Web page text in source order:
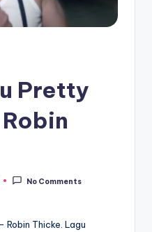
Pretty
No Comments
Robin Thicke. Lagu